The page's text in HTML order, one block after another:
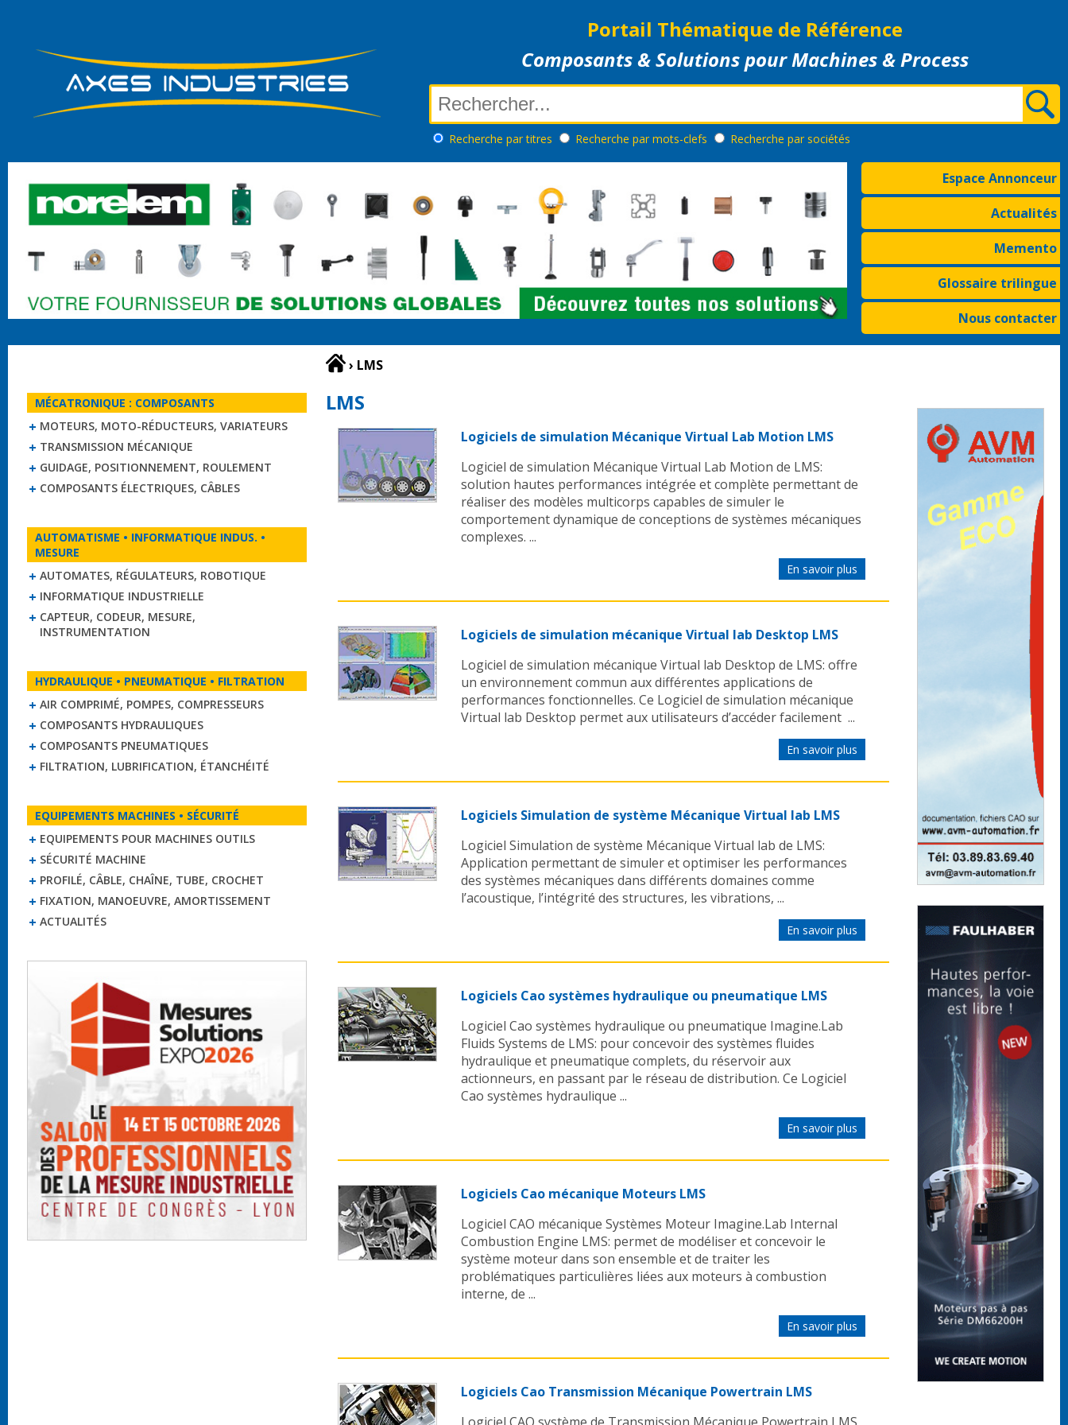
Portail Thématique de Référence
Composants & Solutions pour Machines & Process
Recherche par titres Recherche par mots-clefs Recherche par sociétés
Espace Annonceur
Actualités
Memento
Glossaire trilingue
Nous contacter
MÉCATRONIQUE : COMPOSANTS
MOTEURS, MOTO-RÉDUCTEURS, VARIATEURS
TRANSMISSION MÉCANIQUE
GUIDAGE, POSITIONNEMENT, ROULEMENT
COMPOSANTS ÉLECTRIQUES, CÂBLES
AUTOMATISME • INFORMATIQUE INDUS. •
MESURE
AUTOMATES, RÉGULATEURS, ROBOTIQUE
INFORMATIQUE INDUSTRIELLE
CAPTEUR, CODEUR, MESURE,
INSTRUMENTATION
HYDRAULIQUE • PNEUMATIQUE • FILTRATION
AIR COMPRIMÉ, POMPES, COMPRESSEURS
COMPOSANTS HYDRAULIQUES
COMPOSANTS PNEUMATIQUES
FILTRATION, LUBRIFICATION, ÉTANCHÉITÉ
EQUIPEMENTS MACHINES • SÉCURITÉ
EQUIPEMENTS POUR MACHINES OUTILS
SÉCURITÉ MACHINE
PROFILÉ, CÂBLE, CHAÎNE, TUBE, CROCHET
FIXATION, MANOEUVRE, AMORTISSEMENT
ACTUALITÉS
› LMS
LMS
Logiciels de simulation Mécanique Virtual Lab Motion LMS
Logiciel de simulation Mécanique Virtual Lab Motion de LMS:
solution hautes performances intégrée et complète permettant de
réaliser des modèles multicorps capables de simuler le
comportement dynamique de conceptions de systèmes mécaniques
complexes. ...
En savoir plus
Logiciels de simulation mécanique Virtual lab Desktop LMS
Logiciel de simulation mécanique Virtual lab Desktop de LMS: offre
un environnement commun aux différentes applications de
performances fonctionnelles. Ce Logiciel de simulation mécanique
Virtual lab Desktop permet aux utilisateurs d’accéder facilement ...
En savoir plus
Logiciels Simulation de système Mécanique Virtual lab LMS
Logiciel Simulation de système Mécanique Virtual lab de LMS:
Application permettant de simuler et optimiser les performances
des systèmes mécaniques dans différents domaines comme
l’acoustique, l’intégrité des structures, les vibrations, ...
En savoir plus
Logiciels Cao systèmes hydraulique ou pneumatique LMS
Logiciel Cao systèmes hydraulique ou pneumatique Imagine.Lab
Fluids Systems de LMS: pour concevoir des systèmes fluides
hydraulique et pneumatique complets, du réservoir aux
actionneurs, en passant par le réseau de distribution. Ce Logiciel
Cao systèmes hydraulique ...
En savoir plus
Logiciels Cao mécanique Moteurs LMS
Logiciel CAO mécanique Systèmes Moteur Imagine.Lab Internal
Combustion Engine LMS: permet de modéliser et concevoir le
système moteur dans son ensemble et de traiter les
problématiques particulières liées aux moteurs à combustion
interne, de ...
En savoir plus
Logiciels Cao Transmission Mécanique Powertrain LMS